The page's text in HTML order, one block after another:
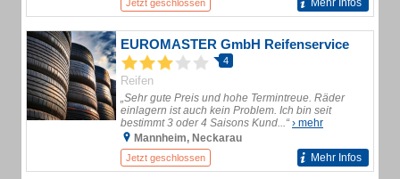
Jetzt geschlossen Mehr Infos
EUROMASTER GmbH Reifenservice
4
Reifen
„Sehr gute Preis und hohe Termintreue. Räder
einlagern ist auch kein Problem. Ich bin seit
bestimmt 3 oder 4 Saisons Kund...“› mehr
Mannheim, Neckarau
Jetzt geschlossen Mehr Infos